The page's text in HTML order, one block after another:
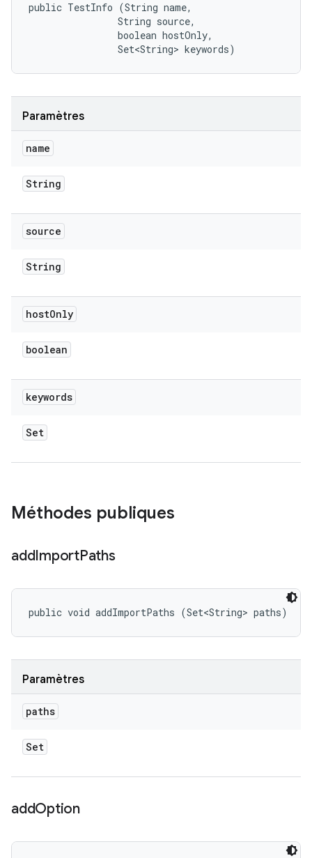
public TestInfo (String name,
                String source,
                boolean hostOnly,
                Set<String> keywords)
Paramètres
name
String
source
String
hostOnly
boolean
keywords
Set
Méthodes publiques
addImportPaths
public void addImportPaths (Set<String> paths)
Paramètres
paths
Set
addOption